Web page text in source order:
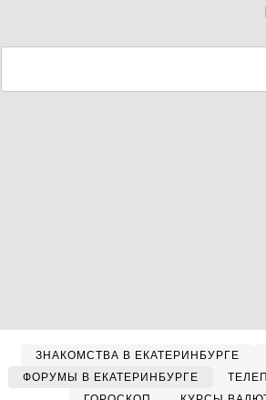
ЗНАКОМСТВА В ЕКАТЕРИНБУРГЕ
ФОРУМЫ В ЕКАТЕРИНБУРГЕ